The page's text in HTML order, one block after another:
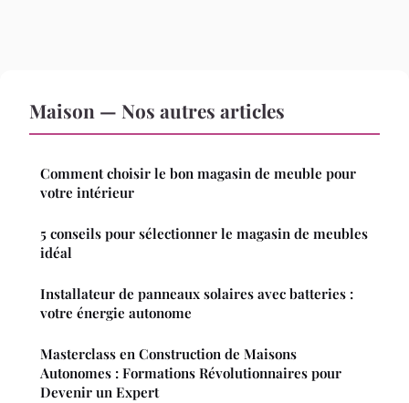
Maison — Nos autres articles
Comment choisir le bon magasin de meuble pour
votre intérieur
5 conseils pour sélectionner le magasin de meubles
idéal
Installateur de panneaux solaires avec batteries :
votre énergie autonome
Masterclass en Construction de Maisons
Autonomes : Formations Révolutionnaires pour
Devenir un Expert